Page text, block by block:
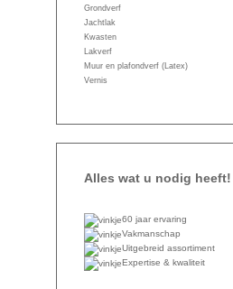
Grondverf
Jachtlak
Kwasten
Lakverf
Muur en plafondverf (Latex)
Vernis
Alles wat u nodig heeft!
60 jaar ervaring
Vakmanschap
Uitgebreid assortiment
Expertise & kwaliteit